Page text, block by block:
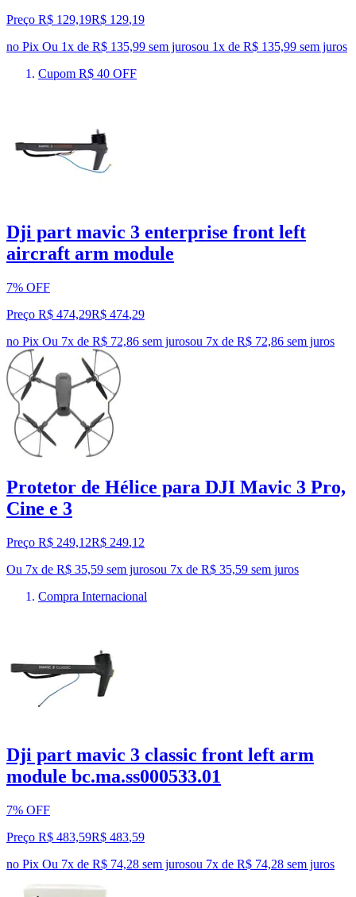
Preço R$ 129,19R$ 129,19
no Pix Ou 1x de R$ 135,99 sem jurosou 1x de R$ 135,99 sem juros
Cupom R$ 40 OFF
Dji part mavic 3 enterprise front left
aircraft arm module
7% OFF
Preço R$ 474,29R$ 474,29
no Pix Ou 7x de R$ 72,86 sem jurosou 7x de R$ 72,86 sem juros
Protetor de Hélice para DJI Mavic 3 Pro,
Cine e 3
Preço R$ 249,12R$ 249,12
Ou 7x de R$ 35,59 sem jurosou 7x de R$ 35,59 sem juros
Compra Internacional
Dji part mavic 3 classic front left arm
module bc.ma.ss000533.01
7% OFF
Preço R$ 483,59R$ 483,59
no Pix Ou 7x de R$ 74,28 sem jurosou 7x de R$ 74,28 sem juros